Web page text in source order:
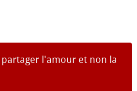
partager l'amour et non la